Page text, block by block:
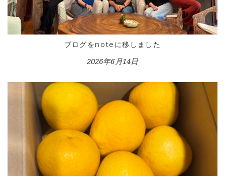
HOME
INFORMATION
ブログをnoteに移しました
2026年6月14日